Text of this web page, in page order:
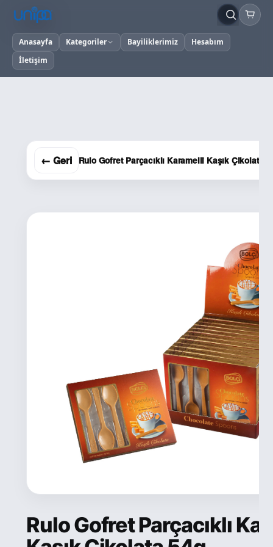
Anasayfa Kategoriler Bayiliklerimiz
Hesabım
İletişim
← Geri Rulo Gofret Parçacıklı Karamelli Kaşık Çikolata
Rulo Gofret Parçacıklı